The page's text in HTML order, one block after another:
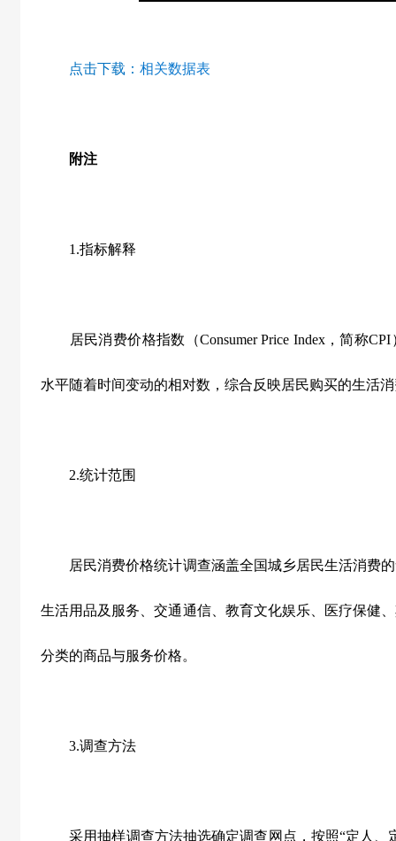
点击下载： 相关数据表
附注
1.指标解释
居民消费价格指数（Consumer Price Index，简称CPI
水平随着时间变动的相对数，综合反映居民购买的生活
2.统计范围
居民消费价格统计调查涵盖全国城乡居民生活消费的
生活用品及服务、交通通信、教育文化娱乐、医疗保健
分类的商品与服务价格。
3.调查方法
采用抽样调查方法抽选确定调查网点，按照“定人、